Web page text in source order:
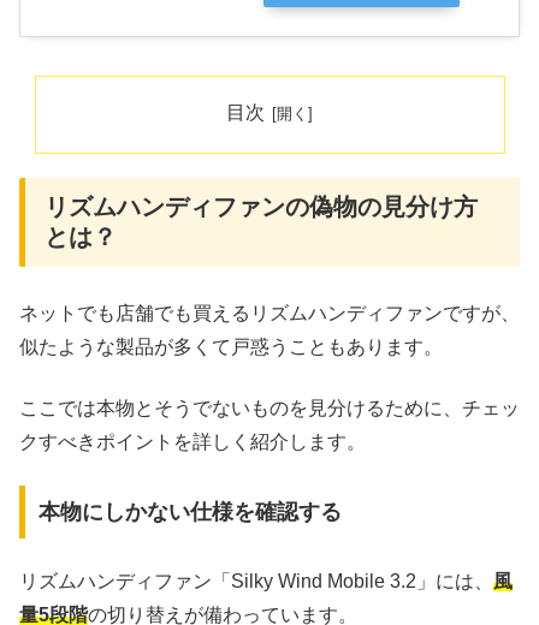
目次
リズムハンディファンの偽物の見分け方
とは？
ネットでも店舗でも買えるリズムハンディファンですが、
似たような製品が多くて戸惑うこともあります。
ここでは本物とそうでないものを見分けるために、チェッ
クすべきポイントを詳しく紹介します。
本物にしかない仕様を確認する
リズムハンディファン「Silky Wind Mobile 3.2」には、 風
量5段階の切り替えが備わっています。